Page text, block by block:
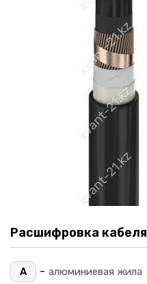
Расшифровка кабеля
А - алюминиевая жила